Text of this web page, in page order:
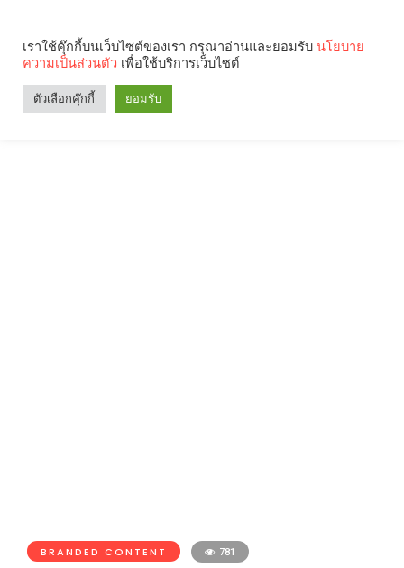
Search
BRANDED CONTENT 781
เราใช้คุ๊กกี้บนเว็บไซต์ของเรา กรุณาอ่านและยอมรับ นโยบาย
ความเป็นส่วนตัว เพื่อใช้บริการเว็บไซต์
ตัวเลือกคุ๊กกี้ ยอมรับ